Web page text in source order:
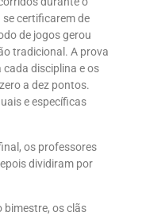
certificarem de
de jogos gerou
tradicional. A prova
disciplina e os
a dez pontos.
e específicas
os professores
dividiram por
bimestre, os clãs